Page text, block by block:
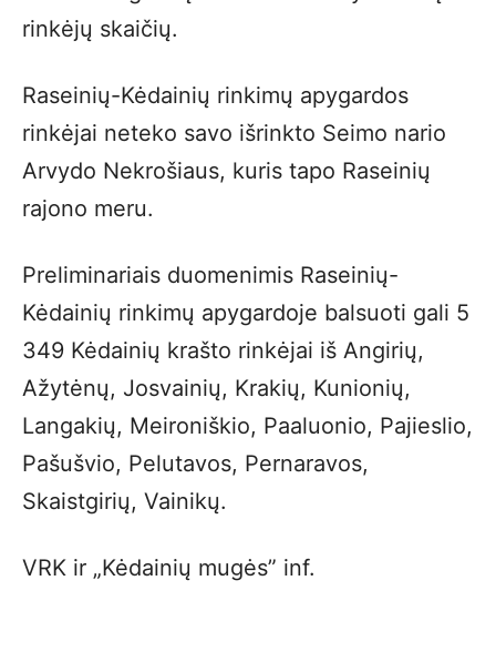
rinkėjų skaičių.
Raseinių-Kėdainių rinkimų apygardos
rinkėjai neteko savo išrinkto Seimo nario
Arvydo Nekrošiaus, kuris tapo Raseinių
rajono meru.
Preliminariais duomenimis Raseinių-
Kėdainių rinkimų apygardoje balsuoti gali 5
349 Kėdainių krašto rinkėjai iš Angirių,
Ažytėnų, Josvainių, Krakių, Kunionių,
Langakių, Meironiškio, Paaluonio, Pajieslio,
Pašušvio, Pelutavos, Pernaravos,
Skaistgirių, Vainikų.
VRK ir „Kėdainių mugės” inf.